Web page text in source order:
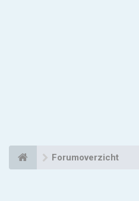
Forumoverzicht